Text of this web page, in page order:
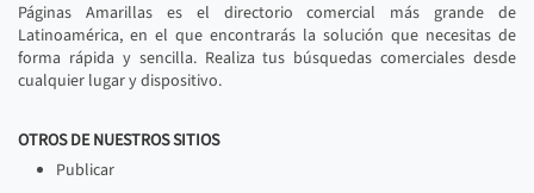
Páginas Amarillas es el directorio comercial más grande de
Latinoamérica, en el que encontrarás la solución que necesitas de
forma rápida y sencilla. Realiza tus búsquedas comerciales desde
cualquier lugar y dispositivo.
OTROS DE NUESTROS SITIOS
Publicar